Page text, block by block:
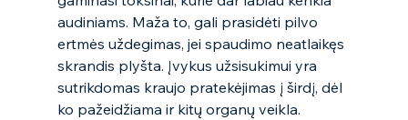
audiniams. Maža to, gali prasidėti pilvo
ertmės uždegimas, jei spaudimo neatlaikęs
skrandis plyšta. Įvykus užsisukimui yra
sutrikdomas kraujo pratekėjimas į širdį, dėl
ko pažeidžiama ir kitų organų veikla.